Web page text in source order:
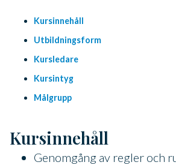
Kursinnehåll
Utbildningsform
Kursledare
Kursintyg
Målgrupp
Kursinnehåll
Genomgång av regler och